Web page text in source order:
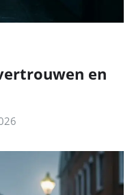
en